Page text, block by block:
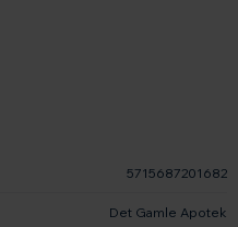
5715687201682
Det Gamle Apotek